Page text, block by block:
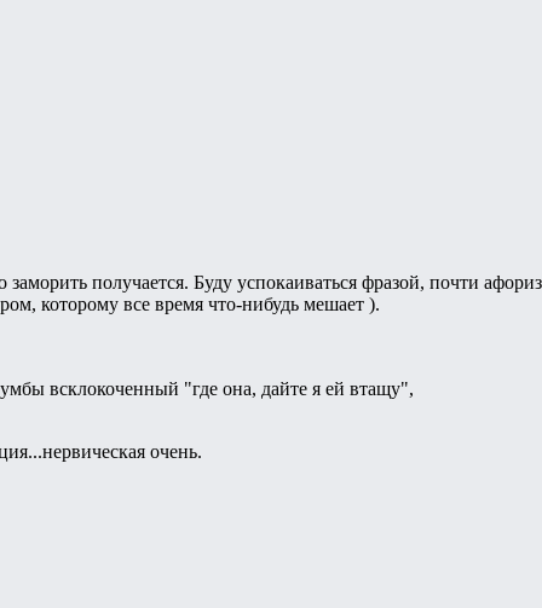
получается. Буду успокаиваться фразой, почти
которому все время что-нибудь мешает ).
всклокоченный "где она, дайте я ей втащу",
очень.